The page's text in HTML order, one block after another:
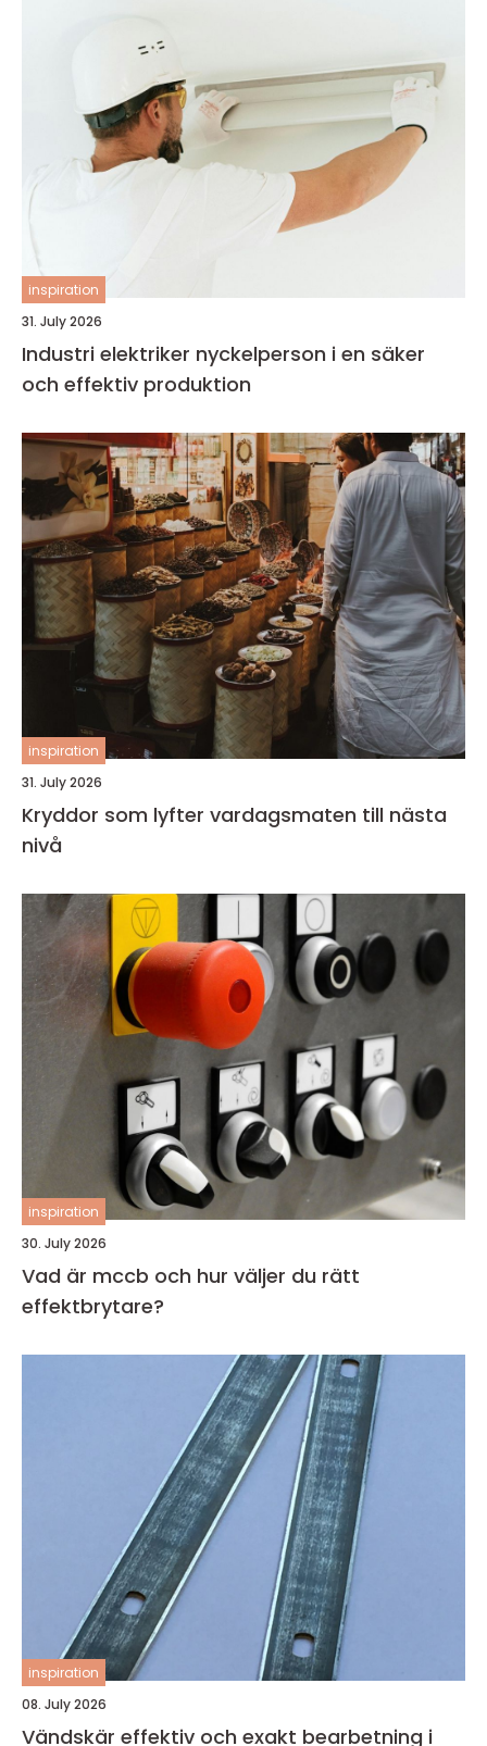
inspiration
31. July 2026
Industri elektriker nyckelperson i en säker
och effektiv produktion
inspiration
31. July 2026
Kryddor som lyfter vardagsmaten till nästa
nivå
inspiration
30. July 2026
Vad är mccb och hur väljer du rätt
effektbrytare?
inspiration
08. July 2026
Vändskär effektiv och exakt bearbetning i